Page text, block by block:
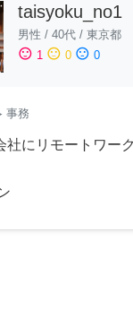
taisyoku_no1
男性 / 40代 / 東京都
sentiment_satisfied 1 sentiment_neutral 0 sentiment_dissatisfied 0
事務
社にリモートワー